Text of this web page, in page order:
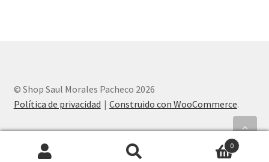
© Shop Saul Morales Pacheco 2026
Política de privacidad
Construido con WooCommerce.
0